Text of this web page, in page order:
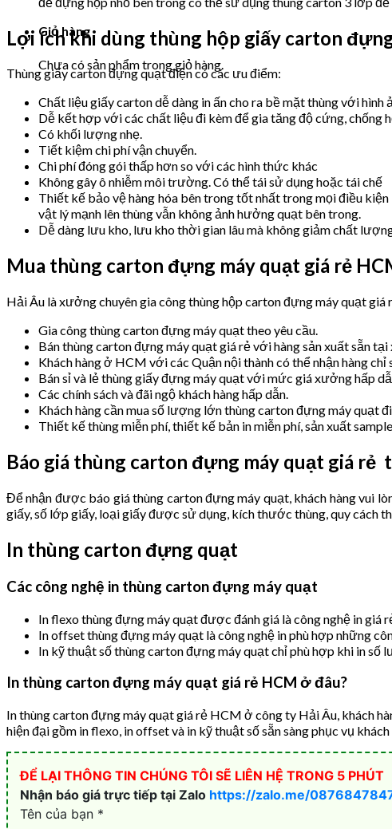
Giỏ hàng
Chưa có sản phẩm trong giỏ hàng.
Lợi ích khi dùng thùng hộp giấy carton
Thùng giấy carton đựng quạt điện có các ưu điểm:
Chất liệu giấy carton dễ dàng in ấn cho ra bề mặt thùng với hình
Dễ kết hợp với các chất liệu đi kèm để gia tăng độ cứng, chống
Có khối lượng nhẹ.
Tiết kiệm chi phí vận chuyển.
Chi phí đóng gói thấp hơn so với các hình thức khác
Không gây ô nhiễm môi trường. Có thể tái sử dụng hoặc tái chế
Thiết kế bảo vệ hàng hóa bên trong tốt nhất trong mọi điều
vật lý mạnh lên thùng vẫn không ảnh hưởng quạt bên trong.
Dễ dàng lưu kho, lưu kho thời gian lâu mà không giảm chất
Mua thùng carton đựng máy quạt giá rẻ
Hải Âu là xưởng chuyên gia công thùng hộp carton đựng máy quạt
Gia công thùng carton đựng máy quạt theo yêu cầu.
Bán thùng carton đựng máy quạt giá rẻ với hàng sản xuất sẵn
Khách hàng ở HCM với các Quận nội thành có thể nhận hàng
Bán sỉ và lẻ thùng giấy đựng máy quạt với mức giá xưởng hấp
Các chính sách và đãi ngộ khách hàng hấp dẫn.
Khách hàng cần mua số lượng lớn thùng carton đựng máy
Thiết kế thùng miễn phí, thiết kế bản in miễn phí, sản xuất
Báo giá thùng carton đựng máy quạt giá rẻ
Để nhận được báo giá thùng carton đựng máy quạt, khách hàng vui
giấy, số lớp giấy, loại giấy được sử dụng, kích thước thùng, quy cách
In thùng carton đựng quạt
Các công nghệ in thùng carton đựng máy quạt
In flexo thùng đựng máy quạt được đánh giá là công nghệ in giá
In offset thùng đựng máy quạt là công nghệ in phù hợp những
In kỹ thuật số thùng carton đựng máy quạt chỉ phù hợp khi in số
In thùng carton đựng máy quạt giá rẻ HCM ở đâu?
In thùng carton đựng máy quạt giá rẻ HCM ở công ty Hải Âu, khách
hiện đại gồm in flexo, in offset và in kỹ thuật số sẵn sàng phục vụ